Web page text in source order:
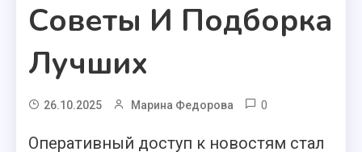
Советы И Подборка
Лучших
26.10.2025 Марина Федорова 0
Оперативный доступ к новостям стал